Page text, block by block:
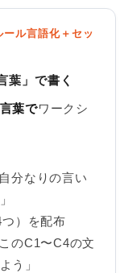
ル言語化＋セッ
葉」で書く
葉でワークシ
分なりの言い
）を配布
のC1〜C4の文
う」